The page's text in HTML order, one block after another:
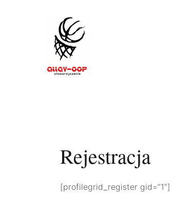
Rejestracja
[profilegrid_register gid=”1″]